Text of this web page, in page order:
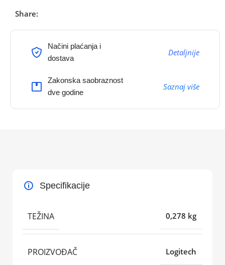
Share:
Načini plaćanja i
dostava
Detaljnije
Zakonska saobraznost
dve godine
Saznaj više
Specifikacije
TEŽINA 0,278 kg
PROIZVOĐAČ Logitech